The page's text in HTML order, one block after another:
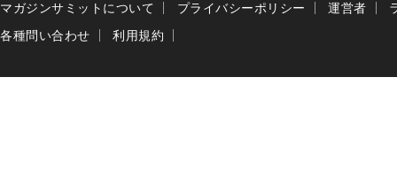
マガジンサミットについて プライバシーポリシー 運営者
各種問い合わせ
利用規約